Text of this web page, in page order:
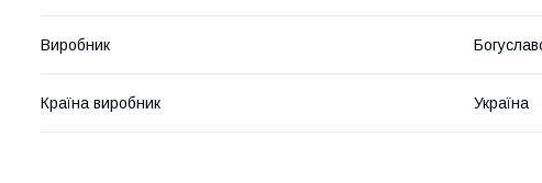
Виробник
Країна виробник Україна